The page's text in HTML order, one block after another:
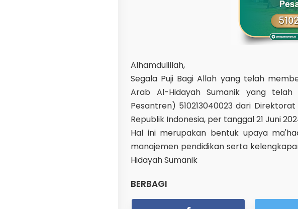
Alhamdulillah,
Segala Puji Bagi Allah yang telah
Arab Al-Hidayah Sumanik yang telah
Pesantren) 510213040023 dari
Republik Indonesia, per tanggal 21 Juni
Hal ini merupakan bentuk upaya
manajemen pendidikan serta
Hidayah Sumanik
BERBAGI